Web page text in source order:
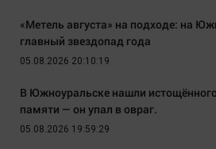
«Метель августа» на подходе: на
главный звездопад года
05.08.2026 20:10:19
В Южноуральске нашли
памяти — он упал в овраг.
05.08.2026 19:59:29